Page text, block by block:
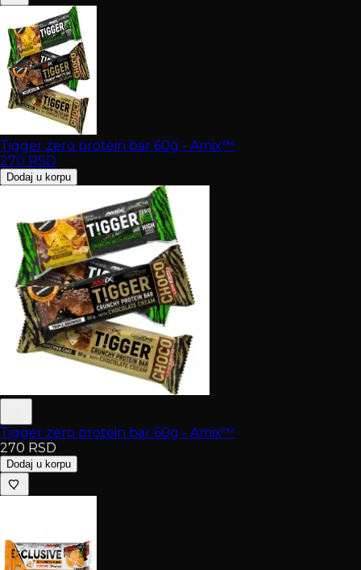
Tigger zero protein bar 60g - Amix™
270 RSD
Dodaj u korpu
Tigger zero protein bar 60g - Amix™
270 RSD
Dodaj u korpu